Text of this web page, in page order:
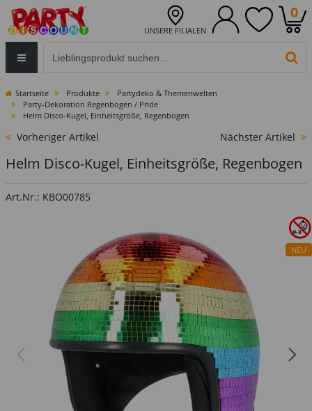
UNSERE FILIALEN
0
Startseite Produkte
Partydeko & Themenwelten
Party-Dekoration Regenbogen / Pride
Helm Disco-Kugel, Einheitsgröße, Regenbogen
Vorheriger Artikel Nächster Artikel
Helm Disco-Kugel, Einheitsgröße, Regenbogen
Art.Nr.: KBO00785
NEU